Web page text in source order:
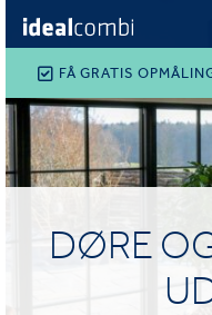
FÅ GRATIS
DØRE